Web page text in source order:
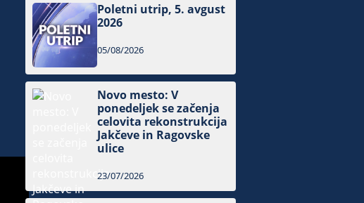
Poletni utrip, 5. avgust
2026
05/08/2026
Novo mesto: V
ponedeljek se začenja
celovita rekonstrukcija
Jakčeve in Ragovske
ulice
23/07/2026